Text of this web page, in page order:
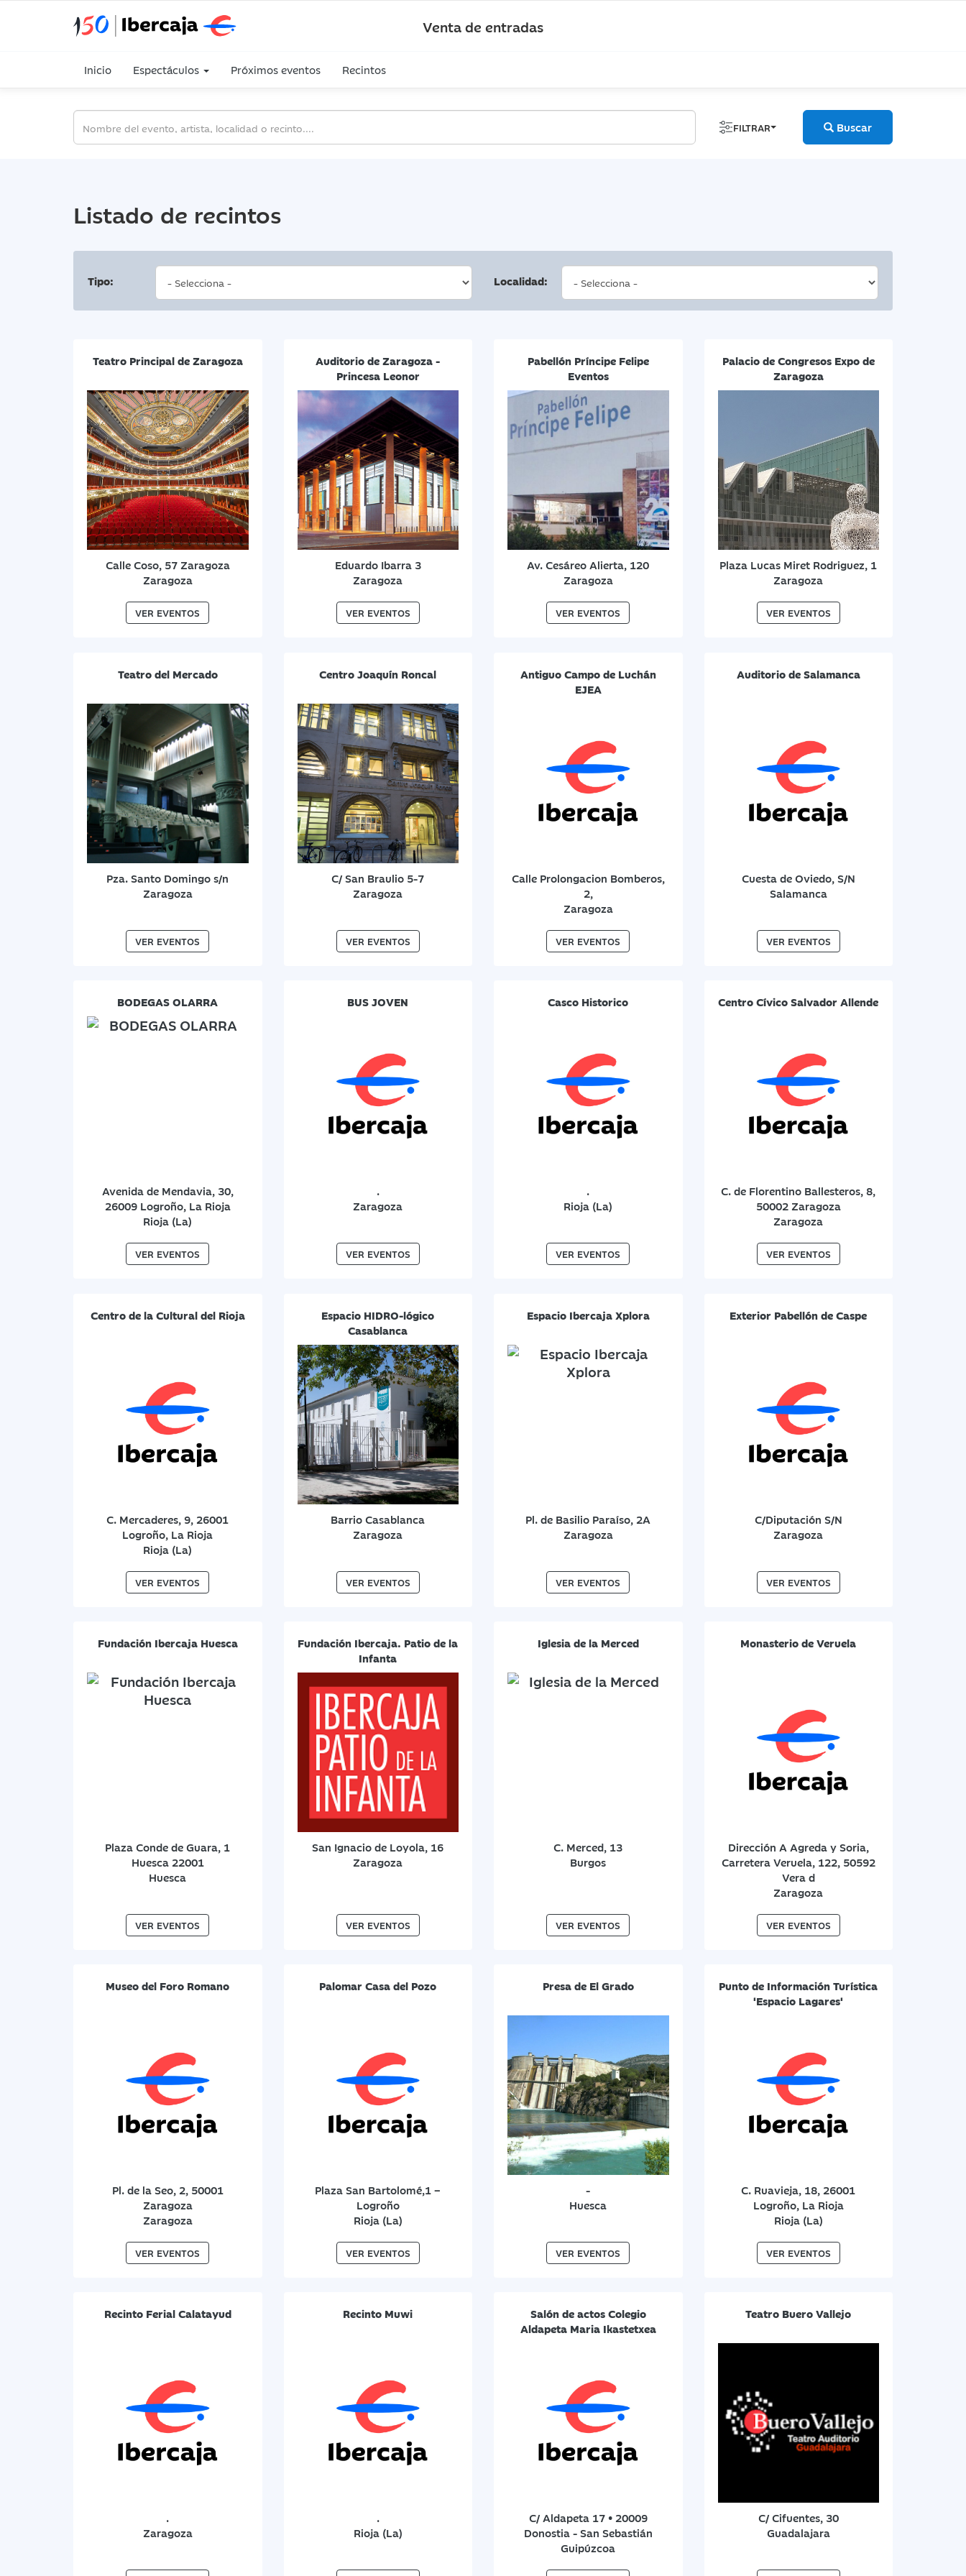
Venta de entradas
Inicio Espectáculos Próximos eventos Recintos
FILTRAR Buscar
Listado de recintos
Tipo: Localidad:
Teatro Principal de Zaragoza
Calle Coso, 57 Zaragoza
Zaragoza
VER EVENTOS
Auditorio de Zaragoza -
Princesa Leonor
Eduardo Ibarra 3
Zaragoza
VER EVENTOS
Pabellón Príncipe Felipe
Eventos
Av. Cesáreo Alierta, 120
Zaragoza
VER EVENTOS
Palacio de Congresos Expo de
Zaragoza
Plaza Lucas Miret Rodriguez, 1
Zaragoza
VER EVENTOS
Teatro del Mercado
Pza. Santo Domingo s/n
Zaragoza
VER EVENTOS
Centro Joaquín Roncal
C/ San Braulio 5-7
Zaragoza
VER EVENTOS
Antiguo Campo de Luchán
EJEA
Calle Prolongacion Bomberos,
2,
Zaragoza
VER EVENTOS
Auditorio de Salamanca
Cuesta de Oviedo, S/N
Salamanca
VER EVENTOS
BODEGAS OLARRA
Avenida de Mendavia, 30,
26009 Logroño, La Rioja
Rioja (La)
VER EVENTOS
BUS JOVEN
.
Zaragoza
VER EVENTOS
Casco Historico
.
Rioja (La)
VER EVENTOS
Centro Cívico Salvador Allende
C. de Florentino Ballesteros, 8,
50002 Zaragoza
Zaragoza
VER EVENTOS
Centro de la Cultural del Rioja
C. Mercaderes, 9, 26001
Logroño, La Rioja
Rioja (La)
VER EVENTOS
Espacio HIDRO-lógico
Casablanca
Barrio Casablanca
Zaragoza
VER EVENTOS
Espacio Ibercaja Xplora
Pl. de Basilio Paraíso, 2A
Zaragoza
VER EVENTOS
Exterior Pabellón de Caspe
C/Diputación S/N
Zaragoza
VER EVENTOS
Fundación Ibercaja Huesca
Plaza Conde de Guara, 1
Huesca 22001
Huesca
VER EVENTOS
Fundación Ibercaja. Patio de la
Infanta
San Ignacio de Loyola, 16
Zaragoza
VER EVENTOS
Iglesia de la Merced
C. Merced, 13
Burgos
VER EVENTOS
Monasterio de Veruela
Dirección A Agreda y Soria,
Carretera Veruela, 122, 50592
Vera d
Zaragoza
VER EVENTOS
Museo del Foro Romano
Pl. de la Seo, 2, 50001
Zaragoza
Zaragoza
VER EVENTOS
Palomar Casa del Pozo
Plaza San Bartolomé,1 –
Logroño
Rioja (La)
VER EVENTOS
Presa de El Grado
-
Huesca
VER EVENTOS
Punto de Información Turística
'Espacio Lagares'
C. Ruavieja, 18, 26001
Logroño, La Rioja
Rioja (La)
VER EVENTOS
Recinto Ferial Calatayud
.
Zaragoza
Recinto Muwi
.
Rioja (La)
Salón de actos Colegio
Aldapeta Maria Ikastetxea
C/ Aldapeta 17 • 20009
Donostia - San Sebastián
Guipúzcoa
Teatro Buero Vallejo
C/ Cifuentes, 30
Guadalajara